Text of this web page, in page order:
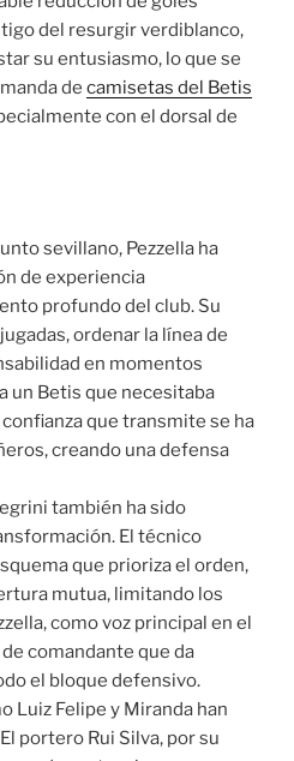
del resurgir verdiblanco,
su entusiasmo, lo que se
de camisetas del Betis
con el dorsal de
sevillano, Pezzella ha
de experiencia
profundo del club. Su
ordenar la línea de
en momentos
un Betis que necesitaba
que transmite se ha
creando una defensa
también ha sido
El técnico
que prioriza el orden,
mutua, limitando los
como voz principal en el
comandante que da
el bloque defensivo.
Luiz Felipe y Miranda han
portero Rui Silva, por su